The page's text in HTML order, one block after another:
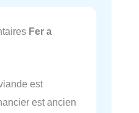
Fer a
est
est ancien